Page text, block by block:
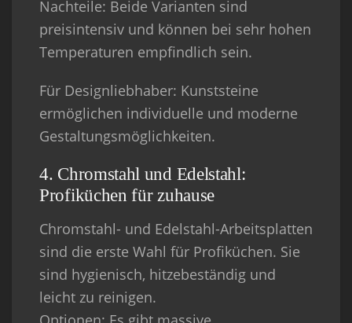
Nachteile: Beide Varianten sind
preisintensiv und können bei sehr hohen
Temperaturen empfindlich sein.
Für Designliebhaber: Kunststeine
ermöglichen individuelle und moderne
Gestaltungsmöglichkeiten.
4. Chromstahl und Edelstahl:
Profiküchen für zuhause
Chromstahl- und Edelstahl-Arbeitsplatten
sind die erste Wahl für Profiküchen. Sie
sind hygienisch, hitzebeständig und
leicht zu reinigen.